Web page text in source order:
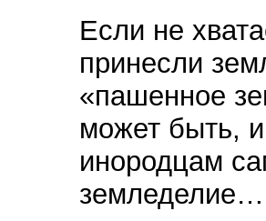
Если не
принесли
«пашенное
может быть,
инородцам
земледелие…